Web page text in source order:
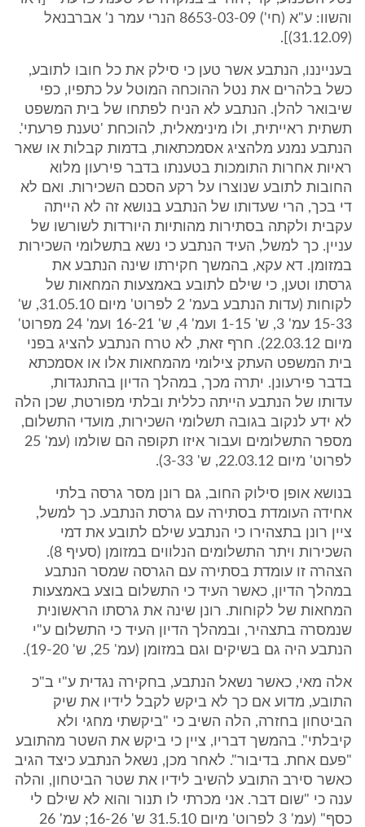
והשוו: ע"א (חי') 8653-03-09 הנרי עמר נ' אברבנאל
(31.12.09)].
בענייננו, הנתבע אשר טען כי סילק את כל חובו לתובע,
כשל בלהרים את נטל ההוכחה המוטל על כתפיו, כפי
שיבואר להלן. הנתבע לא הניח לפתחו של בית המשפט
תשתית ראייתית, ולו מינימאלית, להוכחת 'טענת פרעתי'.
הנתבע נמנע מלהציג אסמכתאות, בדמות קבלות או שאר
ראיות אחרות התומכות בטענתו בדבר פירעון מלוא
החובות לתובע שנוצרו על רקע הסכם השכירות. ואם לא
די בכך, הרי שעדותו של הנתבע בנושא זה לא הייתה
עקבית ולקתה בסתירות מהותיות היורדות לשורשו של
עניין. כך למשל, העיד הנתבע כי נשא בתשלומי השכירות
במזומן. דא עקא, בהמשך חקירתו שינה הנתבע את
גרסתו וטען, כי שילם לתובע באמצעות המחאות של
לקוחות (עדות הנתבע בעמ' 2 לפרוט' מיום 31.05.10, ש'
15-33 עמ' 3, ש' 1-15 ועמ' 4, ש' 16-21 ועמ' 24 מפרוט'
מיום 22.03.12). חרף זאת, לא טרח הנתבע להציג בפני
בית המשפט העתק צילומי מהמחאות אלו או אסמכתא
בדבר פירעונן. יתרה מכך, במהלך הדיון בהתנגדות,
עדותו של הנתבע הייתה כללית ובלתי מפורטת, שכן הלה
לא ידע לנקוב בגובה תשלומי השכירות, מועדי התשלום,
מספר התשלומים ועבור איזו תקופה הם שולמו (עמ' 25
לפרוט' מיום 22.03.12, ש' 3-33).
בנושא אופן סילוק החוב, גם רונן מסר גרסה בלתי
אחידה העומדת בסתירה עם גרסת הנתבע. כך למשל,
ציין רונן בתצהירו כי הנתבע שילם לתובע את דמי
השכירות ויתר התשלומים הנלווים במזומן (סעיף 8).
הצהרה זו עומדת בסתירה עם הגרסה שמסר הנתבע
במהלך הדיון, כאשר העיד כי התשלום בוצע באמצעות
המחאות של לקוחות. רונן שינה את גרסתו הראשונית
שנמסרה בתצהיר, ובמהלך הדיון העיד כי התשלום ע"י
הנתבע היה גם בשיקים וגם במזומן (עמ' 25, ש' 19-20).
אלה מאי, כאשר נשאל הנתבע, בחקירה נגדית ע"י ב"כ
התובע, מדוע אם כך לא ביקש לקבל לידיו את שיק
הביטחון בחזרה, הלה השיב כי "ביקשתי מחגי ולא
קיבלתי". בהמשך דבריו, ציין כי ביקש את השטר מהתובע
"פעם אחת. בדיבור". לאחר מכן, נשאל הנתבע כיצד הגיב
כאשר סירב התובע להשיב לידיו את שטר הביטחון, והלה
ענה כי "שום דבר. אני מכרתי לו תנור והוא לא שילם לי
כסף" (עמ' 3 לפרוט' מיום 31.5.10 ש' 16-26; עמ' 26